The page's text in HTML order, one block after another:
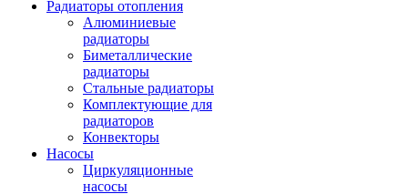
Радиаторы отопления
Алюминиевые
радиаторы
Биметаллические
радиаторы
Стальные радиаторы
Комплектующие для
радиаторов
Конвекторы
Насосы
Циркуляционные
насосы